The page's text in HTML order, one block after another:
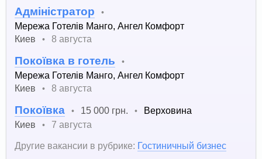
Адміністратор •
Мережа Готелів Манго, Ангел Комфорт
Киев
• 8 августа
Покоївка в готель •
Мережа Готелів Манго, Ангел Комфорт
Киев
• 8 августа
Покоївка • 15 000 грн. •
Верховина
Киев
•
7 августа
Другие вакансии в рубрике: Гостиничный бизнес